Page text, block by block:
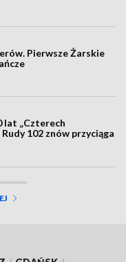
Pierwsze Żarskie
lat „Czterech
Rudy 102 znów przyciąga